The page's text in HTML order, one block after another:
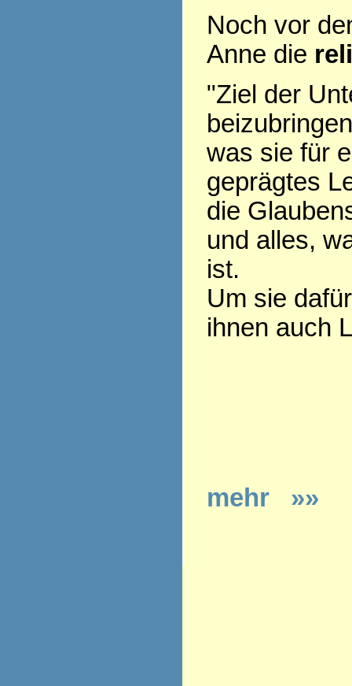
Noch vor
Anne die
"Ziel der
was sie für
geprägtes
die
und alles,
ist.
Um sie
ihnen auch
mehr »»